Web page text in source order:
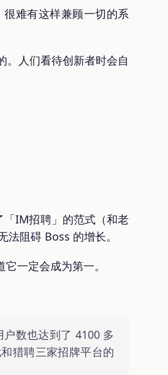
难有这样兼顾一切的系
人们看待创新者时会自
IM招聘」的范式（和老
阻碍 Boss 的增长。
一定会成为第一。
数也达到了 4100 多
猎聘三家招牌平台的